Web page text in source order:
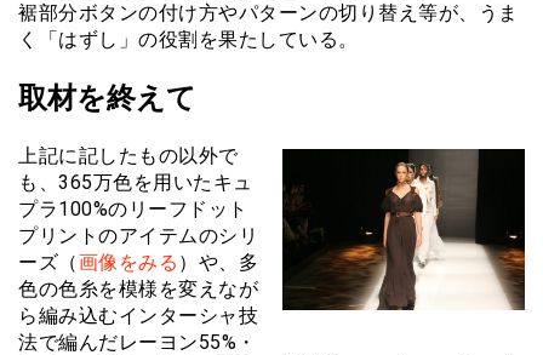
裾部分ボタンの付け方やパターンの切り替え等が、うま
く「はずし」の役割を果たしている。
取材を終えて
上記に記したもの以外で
も、365万色を用いたキュ
プラ100%のリーフドット
プリントのアイテムのシリ
ーズ（画像をみる ）や、多
色の色糸を模様を変えなが
ら編み込むインターシャ技
法で編んだレーヨン55%・